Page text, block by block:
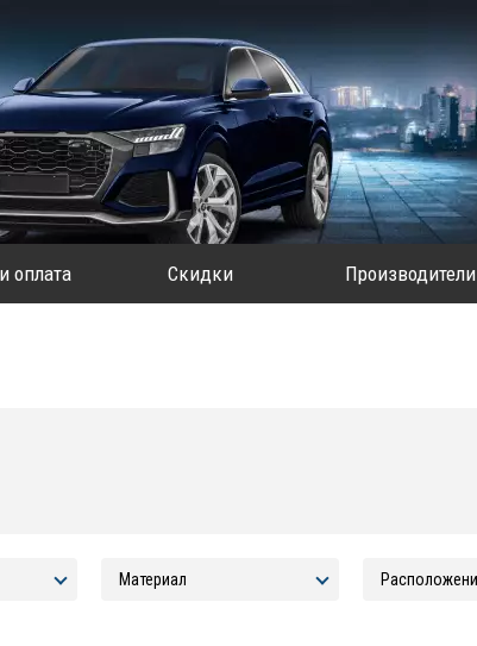
оплата Скидки Производители